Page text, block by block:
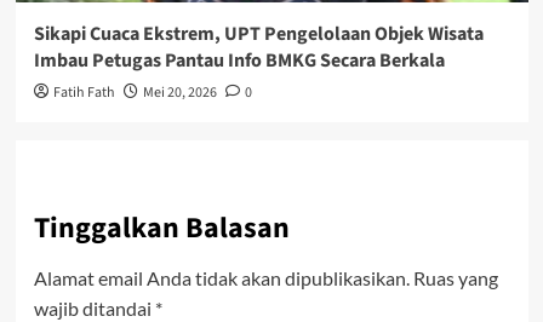
Sikapi Cuaca Ekstrem, UPT Pengelolaan Objek Wisata
Imbau Petugas Pantau Info BMKG Secara Berkala
Fatih Fath Mei 20, 2026 0
Tinggalkan Balasan
Alamat email Anda tidak akan dipublikasikan. Ruas yang
wajib ditandai *